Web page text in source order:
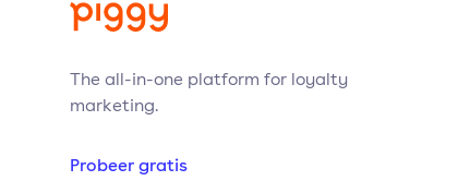
The all-in-one platform for loyalty
marketing.
Probeer gratis